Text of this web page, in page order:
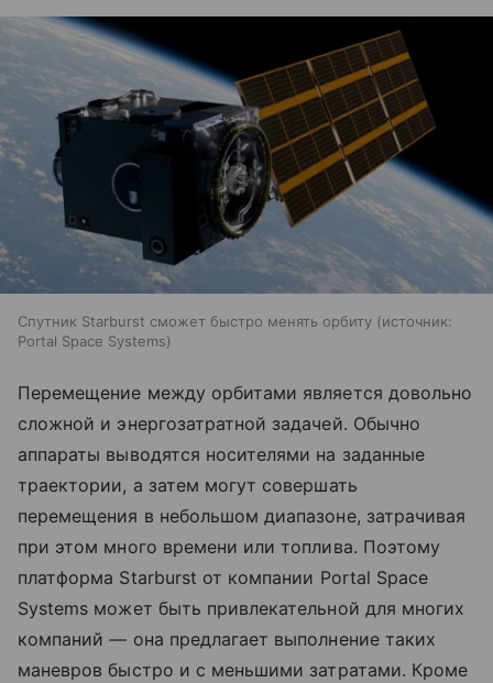
Спутник Starburst сможет быстро менять орбиту
источник:
Portal Space Systems
Перемещение между орбитами является довольно
сложной и энергозатратной задачей. Обычно
аппараты выводятся носителями на заданные
траектории, а затем могут совершать
перемещения в небольшом диапазоне, затрачивая
при этом много времени или топлива. Поэтому
платформа Starburst от компании Portal Space
Systems может быть привлекательной для многих
компаний — она предлагает выполнение таких
маневров быстро и с меньшими затратами. Кроме